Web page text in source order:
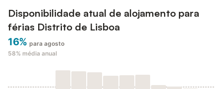
Disponibilidade atual de alojamento para
férias Distrito de Lisboa
16% para agosto
58% média anual